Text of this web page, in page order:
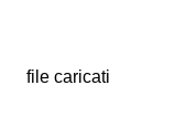
file caricati